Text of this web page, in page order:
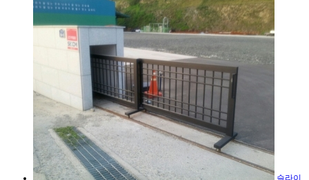
슬라이